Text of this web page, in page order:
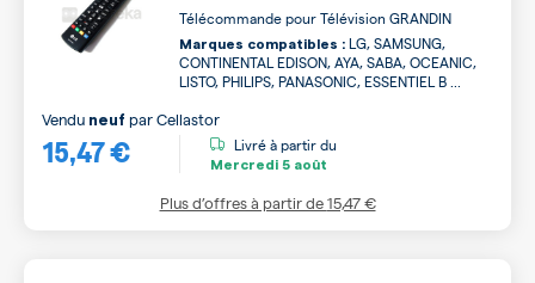
Télécommande pour Télévision GRANDIN
Marques compatibles : LG, SAMSUNG,
CONTINENTAL EDISON, AYA, SABA, OCEANIC,
LISTO, PHILIPS, PANASONIC, ESSENTIEL B ...
15,47 €
Vendu neuf parCellastor
Livré à partir du
Mercredi 5 août
Plus d’offres à partir de15,47 €